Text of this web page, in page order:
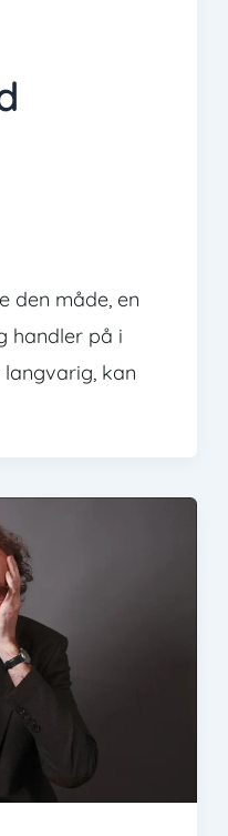
den måde, en
handler på i
kan